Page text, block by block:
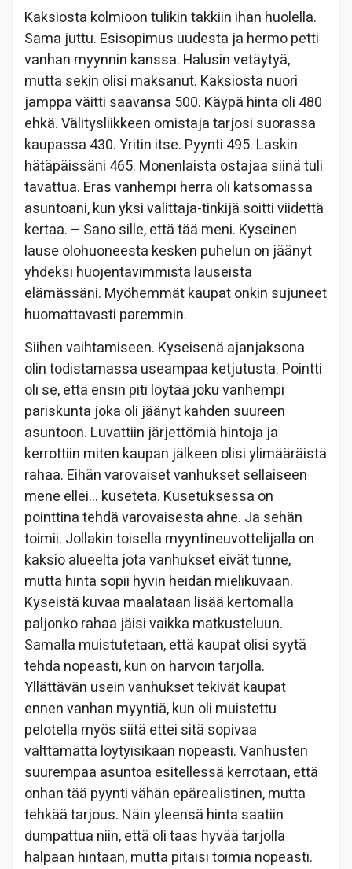
Kaksiosta kolmioon tulikin takkiin ihan huolella.
Sama juttu. Esisopimus uudesta ja hermo petti
vanhan myynnin kanssa. Halusin vetäytyä,
mutta sekin olisi maksanut. Kaksiosta nuori
jamppa väitti saavansa 500. Käypä hinta oli 480
ehkä. Välitysliikkeen omistaja tarjosi suorassa
kaupassa 430. Yritin itse. Pyynti 495. Laskin
hätäpäissäni 465. Monenlaista ostajaa siinä tuli
tavattua. Eräs vanhempi herra oli katsomassa
asuntoani, kun yksi valittaja-tinkijä soitti viidettä
kertaa. – Sano sille, että tää meni. Kyseinen
lause olohuoneesta kesken puhelun on jäänyt
yhdeksi huojentavimmista lauseista
elämässäni. Myöhemmät kaupat onkin sujuneet
huomattavasti paremmin.
Siihen vaihtamiseen. Kyseisenä ajanjaksona
olin todistamassa useampaa ketjutusta. Pointti
oli se, että ensin piti löytää joku vanhempi
pariskunta joka oli jäänyt kahden suureen
asuntoon. Luvattiin järjettömiä hintoja ja
kerrottiin miten kaupan jälkeen olisi ylimääräistä
rahaa. Eihän varovaiset vanhukset sellaiseen
mene ellei… kuseteta. Kusetuksessa on
pointtina tehdä varovaisesta ahne. Ja sehän
toimii. Jollakin toisella myyntineuvottelijalla on
kaksio alueelta jota vanhukset eivät tunne,
mutta hinta sopii hyvin heidän mielikuvaan.
Kyseistä kuvaa maalataan lisää kertomalla
paljonko rahaa jäisi vaikka matkusteluun.
Samalla muistutetaan, että kaupat olisi syytä
tehdä nopeasti, kun on harvoin tarjolla.
Yllättävän usein vanhukset tekivät kaupat
ennen vanhan myyntiä, kun oli muistettu
pelotella myös siitä ettei sitä sopivaa
välttämättä löytyisikään nopeasti. Vanhusten
suurempaa asuntoa esitellessä kerrotaan, että
onhan tää pyynti vähän epärealistinen, mutta
tehkää tarjous. Näin yleensä hinta saatiin
dumpattua niin, että oli taas hyvää tarjolla
halpaan hintaan, mutta pitäisi toimia nopeasti.